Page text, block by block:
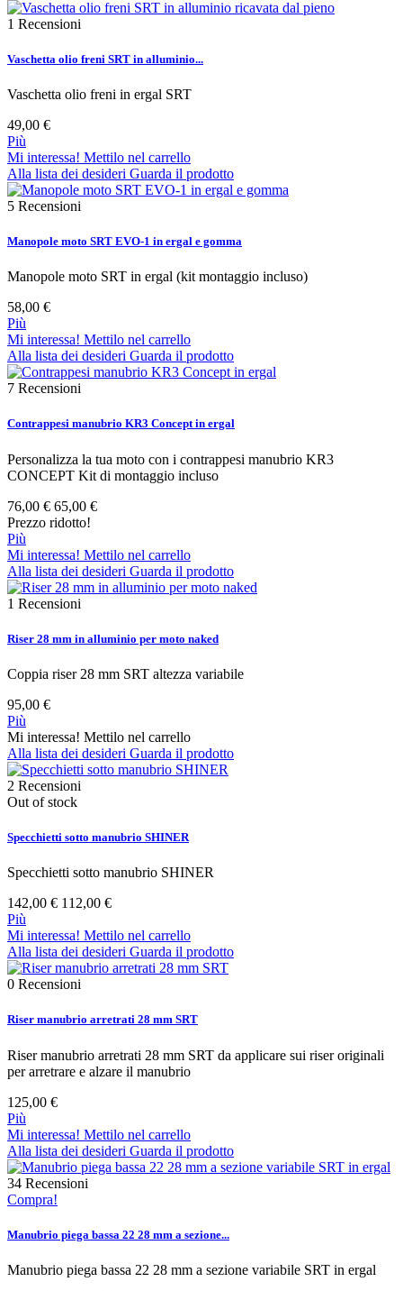
1 Recensioni
Vaschetta olio freni SRT in alluminio...
Vaschetta olio freni in ergal SRT
49,00 €
Più
Mi interessa! Mettilo nel carrello
Alla lista dei desideri Guarda il prodotto
5 Recensioni
Manopole moto SRT EVO-1 in ergal e gomma
Manopole moto SRT in ergal (kit montaggio incluso)
58,00 €
Più
Mi interessa! Mettilo nel carrello
Alla lista dei desideri Guarda il prodotto
7 Recensioni
Contrappesi manubrio KR3 Concept in ergal
Personalizza la tua moto con i contrappesi manubrio KR3
CONCEPT Kit di montaggio incluso
76,00 € 65,00 €
Prezzo ridotto!
Più
Mi interessa! Mettilo nel carrello
Alla lista dei desideri Guarda il prodotto
1 Recensioni
Riser 28 mm in alluminio per moto naked
Coppia riser 28 mm SRT altezza variabile
95,00 €
Più
Mi interessa! Mettilo nel carrello
Alla lista dei desideri Guarda il prodotto
2 Recensioni
Out of stock
Specchietti sotto manubrio SHINER
Specchietti sotto manubrio SHINER
142,00 € 112,00 €
Più
Mi interessa! Mettilo nel carrello
Alla lista dei desideri Guarda il prodotto
0 Recensioni
Riser manubrio arretrati 28 mm SRT
Riser manubrio arretrati 28 mm SRT da applicare sui riser originali
per arretrare e alzare il manubrio
125,00 €
Più
Mi interessa! Mettilo nel carrello
Alla lista dei desideri Guarda il prodotto
34 Recensioni
Compra!
Manubrio piega bassa 22 28 mm a sezione...
Manubrio piega bassa 22 28 mm a sezione variabile SRT in ergal